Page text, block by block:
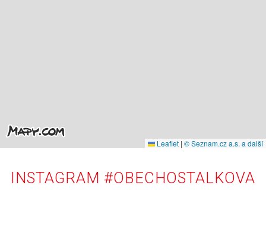
Leaflet | © Seznam.cz a.s. a další
INSTAGRAM #OBECHOSTALKOVA